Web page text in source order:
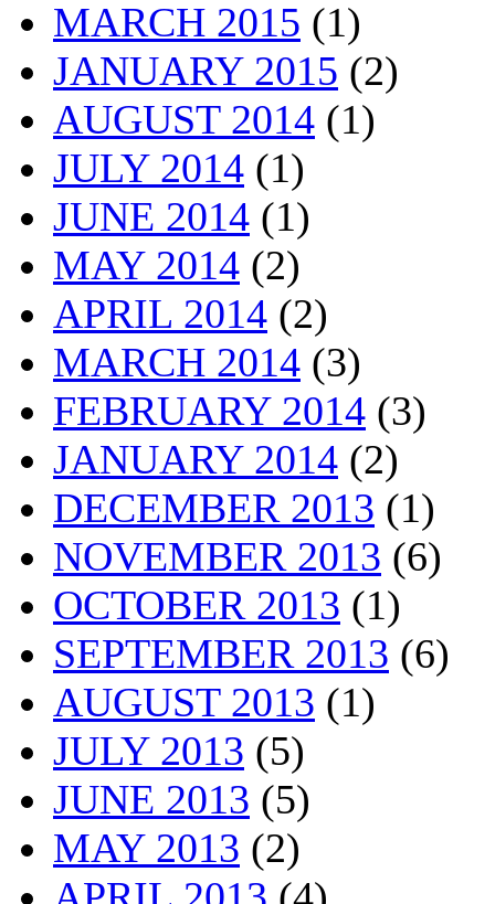
MARCH 2015 (1)
JANUARY 2015 (2)
AUGUST 2014 (1)
JULY 2014 (1)
JUNE 2014 (1)
MAY 2014 (2)
APRIL 2014 (2)
MARCH 2014 (3)
FEBRUARY 2014 (3)
JANUARY 2014 (2)
DECEMBER 2013 (1)
NOVEMBER 2013 (6)
OCTOBER 2013 (1)
SEPTEMBER 2013 (6)
AUGUST 2013 (1)
JULY 2013 (5)
JUNE 2013 (5)
MAY 2013 (2)